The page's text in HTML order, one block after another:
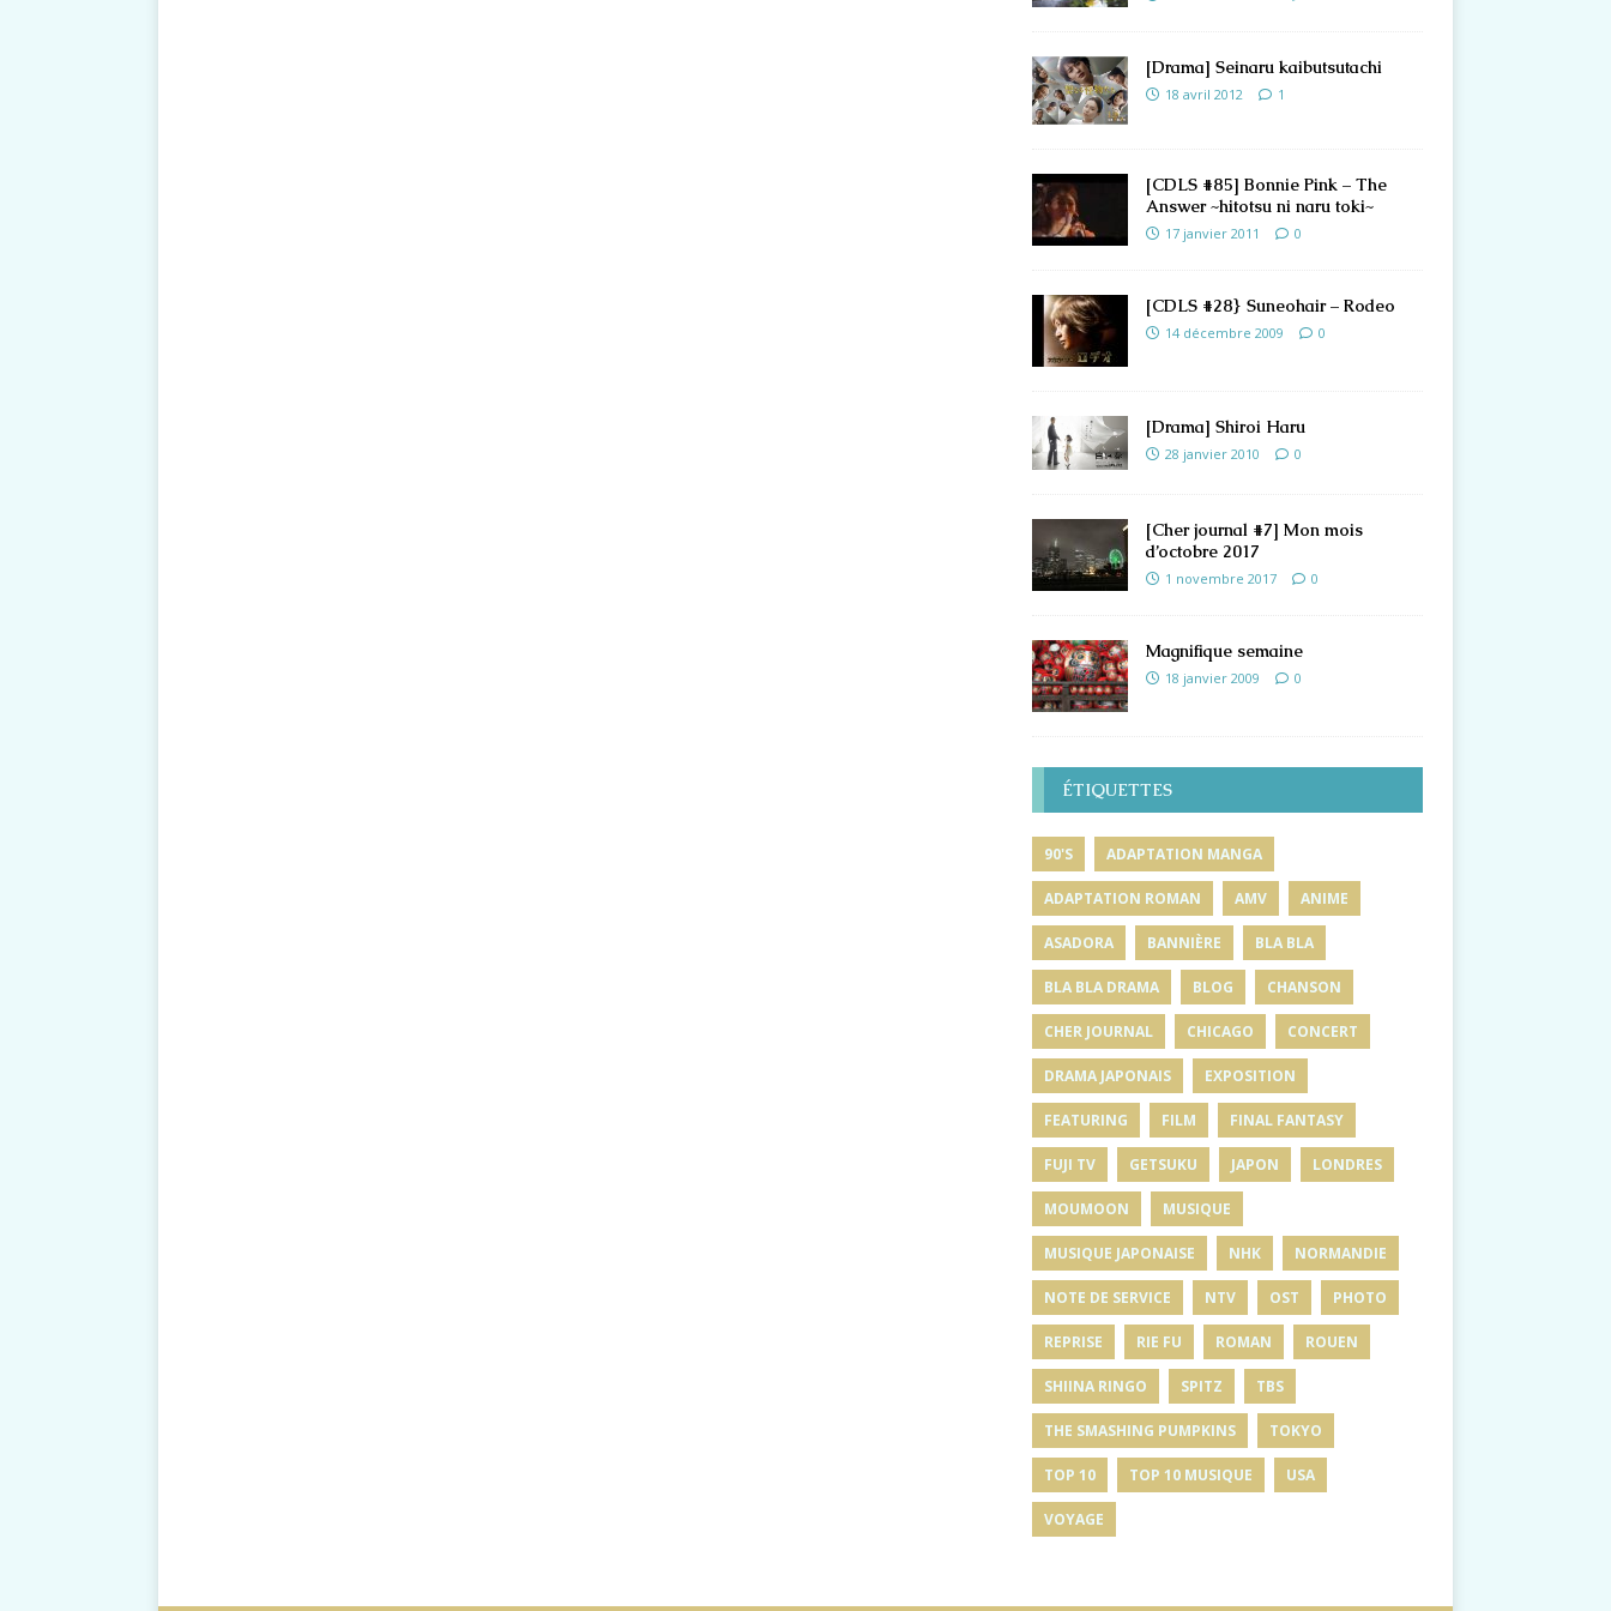
[Drama] Seinaru kaibutsutachi
18 avril 2012 1
[CDLS #85] Bonnie Pink – The
Answer ~hitotsu ni naru toki~
17 janvier 2011 0
[CDLS #28} Suneohair – Rodeo
14 décembre 2009 0
[Drama] Shiroi Haru
28 janvier 2010 0
[Cher journal #7] Mon mois
d’octobre 2017
1 novembre 2017 0
Magnifique semaine
18 janvier 2009 0
ÉTIQUETTES
90'S ADAPTATION MANGA
ADAPTATION ROMAN AMV ANIME
ASADORA BANNIÈRE BLA BLA
BLA BLA DRAMA BLOG CHANSON
CHER JOURNAL CHICAGO CONCERT
DRAMA JAPONAIS EXPOSITION
FEATURING FILM FINAL FANTASY
FUJI TV GETSUKU JAPON LONDRES
MOUMOON MUSIQUE
MUSIQUE JAPONAISE NHK NORMANDIE
NOTE DE SERVICE NTV OST PHOTO
REPRISE RIE FU ROMAN ROUEN
SHIINA RINGO SPITZ TBS
THE SMASHING PUMPKINS TOKYO
TOP 10 TOP 10 MUSIQUE USA
VOYAGE